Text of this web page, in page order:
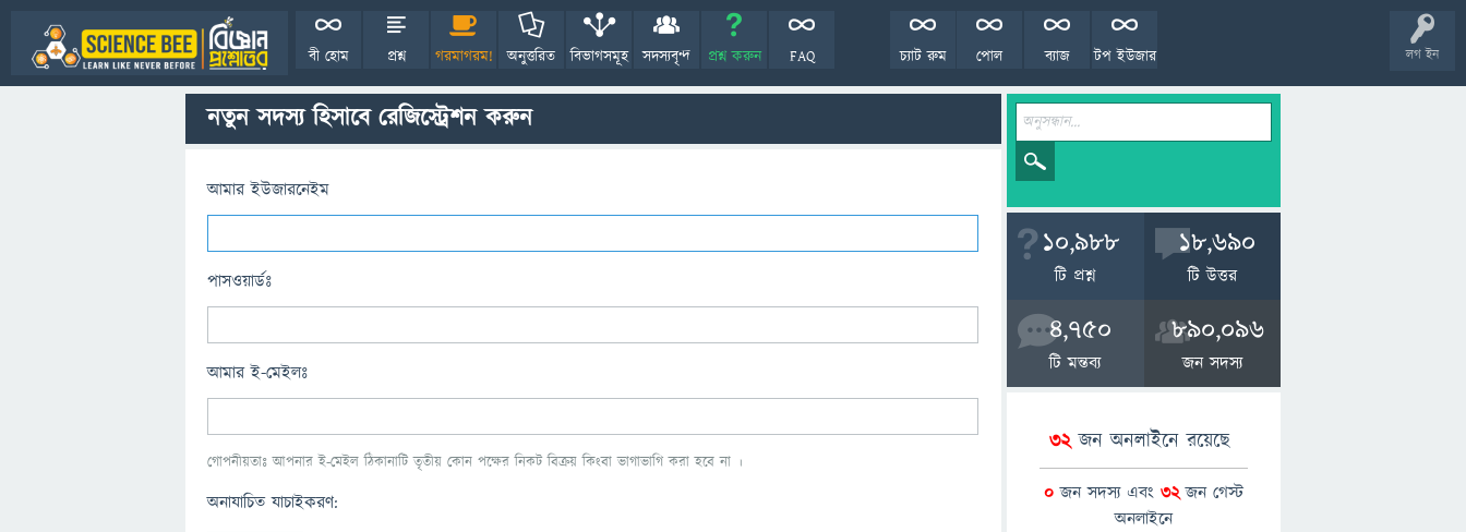
লগ ইন
বী হোম প্রশ্ন গরমাগরম! অনুত্তরিত বিভাগসমূহ সদস্যবৃন্দ প্রশ্ন করুন FAQ টপ ইউজার
ব্যাজ
পোল
চ্যাট রুম
নতুন সদস্য হিসাবে রেজিস্ট্রেশন করুন
আমার ইউজারনেইম
পাসওয়ার্ডঃ
আমার ই-মেইলঃ
গোপনীয়তাঃ আপনার ই-মেইল ঠিকানাটি তৃতীয় কোন পক্ষের নিকট বিক্রয় কিংবা ভাগাভাগি করা হবে না ।
অনাযাচিত যাচাইকরণ:
10,988
টি প্রশ্ন
18,690
টি উত্তর
4,750
টি মন্তব্য
890,096
জন সদস্য
32জন অনলাইনে রয়েছে
0 জন সদস্য এবং 32জন গেস্ট
অনলাইনে